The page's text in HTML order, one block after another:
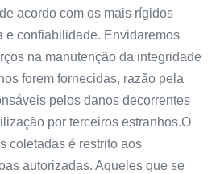
acordo com os mais rígidos
e confiabilidade. Envidaremos
na manutenção da integridade
forem fornecidas, razão pela
pelos danos decorrentes
por terceiros estranhos.O
coletadas é restrito aos
autorizadas. Aqueles que se